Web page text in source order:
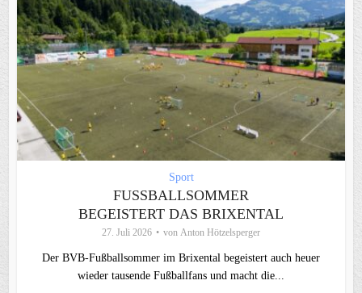
Sport
FUSSBALLSOMMER B
EGEISTERT DAS BRIXENTAL
27. Juli 2026 von Anton Hötzelsperger
Der BVB-Fußballsommer im Brixental begeistert auch heuer
wieder tausende Fußballfans und macht die...